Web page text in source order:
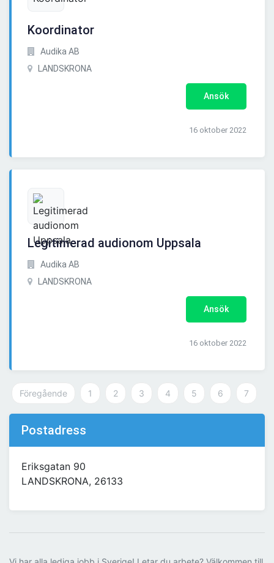
Koordinator
Audika AB
LANDSKRONA
Ansök
16 oktober 2022
Legitimerad audionom Uppsala
Audika AB
LANDSKRONA
Ansök
16 oktober 2022
Föregående 1 2 3 4 5 6 7
Postadress
Eriksgatan 90
LANDSKRONA, 26133